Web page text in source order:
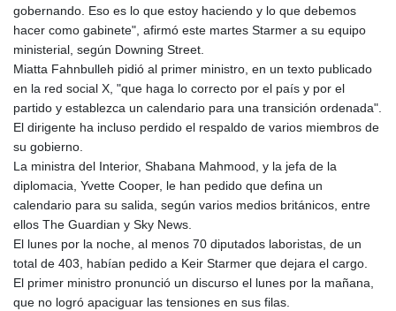
gobernando. Eso es lo que estoy haciendo y lo que debemos
hacer como gabinete", afirmó este martes Starmer a su equipo
ministerial, según Downing Street.
Miatta Fahnbulleh pidió al primer ministro, en un texto publicado
en la red social X, "que haga lo correcto por el país y por el
partido y establezca un calendario para una transición ordenada".
El dirigente ha incluso perdido el respaldo de varios miembros de
su gobierno.
La ministra del Interior, Shabana Mahmood, y la jefa de la
diplomacia, Yvette Cooper, le han pedido que defina un
calendario para su salida, según varios medios británicos, entre
ellos The Guardian y Sky News.
El lunes por la noche, al menos 70 diputados laboristas, de un
total de 403, habían pedido a Keir Starmer que dejara el cargo.
El primer ministro pronunció un discurso el lunes por la mañana,
que no logró apaciguar las tensiones en sus filas.